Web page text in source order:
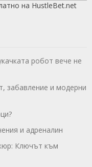
на HustleBet.net
робот вече не
забавление и модерни
и адреналин
Ключът към